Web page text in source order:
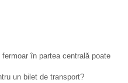
în partea centrală poate
un bilet de transport?